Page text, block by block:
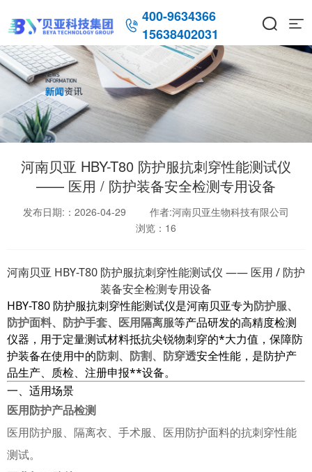
 400-9634366
15638402031
 
河南贝亚 HBY-T80 防护服抗刺穿性能测试仪
—— 医用 / 防护装备安全检测专用设备
发布日期:：2026-04-29
作者:河南贝亚生物科技有限公司
浏览： 16
河南贝亚 HBY-T80 防护服抗刺穿性能测试仪 —— 医用 / 防护
装备安全检测专用设备
HBY-T80 防护服抗刺穿性能测试仪是河南贝亚专为防护服、
防护面料、防护手套、医用隔离服等产品研发的高精度检测
仪器，用于定量测试材料抵抗尖锐物刺穿的*大力值，保障防
护装备在使用中的防刺、防割、防穿透安全性能，是防护产
品生产、质检、注册申报**设备。
一、适用场景
医用防护产品检测
医用防护服、隔离衣、手术服、医用防护面料的抗刺穿性能
测试。